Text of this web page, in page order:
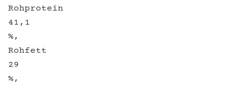
Rohprotein
41,1
%,
Rohfett
29
%,